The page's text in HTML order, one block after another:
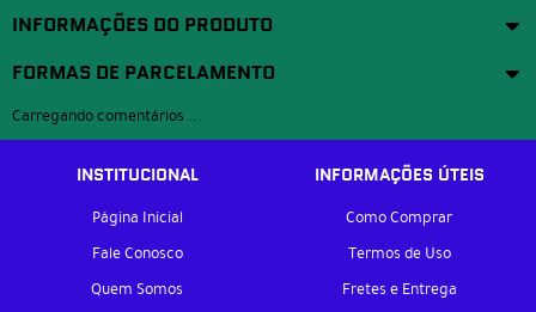
INFORMAÇÕES DO PRODUTO
FORMAS DE PARCELAMENTO
Carregando comentários ...
INSTITUCIONAL
Página Inicial
Fale Conosco
Quem Somos
INFORMAÇÕES ÚTEIS
Como Comprar
Termos de Uso
Fretes e Entrega